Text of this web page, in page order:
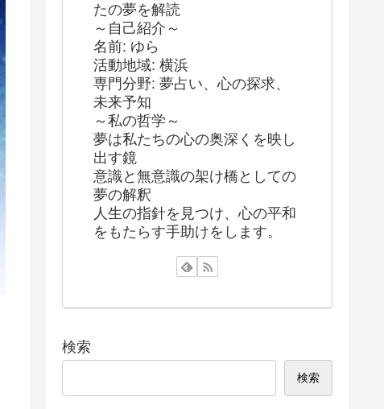
たの夢を解読
～自己紹介～
名前: ゆら
活動地域: 横浜
専門分野: 夢占い、心の探求、
未来予知
～私の哲学～
夢は私たちの心の奥深くを映し
出す鏡
意識と無意識の架け橋としての
夢の解釈
人生の指針を見つけ、心の平和
をもたらす手助けをします。
検索
検索